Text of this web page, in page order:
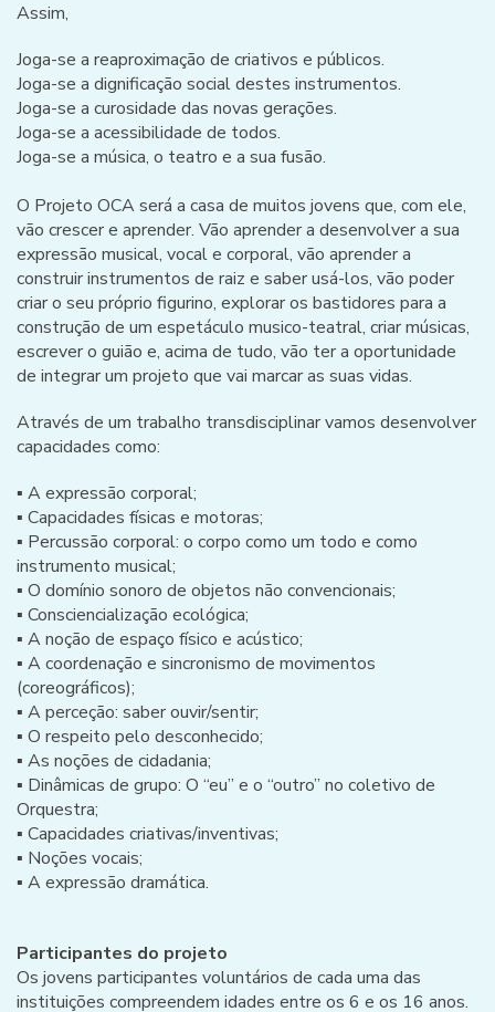
Assim,
Joga-se a reaproximação de criativos e públicos.
Joga-se a dignificação social destes instrumentos.
Joga-se a curosidade das novas gerações.
Joga-se a acessibilidade de todos.
Joga-se a música, o teatro e a sua fusão.
O Projeto OCA será a casa de muitos jovens que, com ele,
vão crescer e aprender. Vão aprender a desenvolver a sua
expressão musical, vocal e corporal, vão aprender a
construir instrumentos de raiz e saber usá-los, vão poder
criar o seu próprio figurino, explorar os bastidores para a
construção de um espetáculo musico-teatral, criar músicas,
escrever o guião e, acima de tudo, vão ter a oportunidade
de integrar um projeto que vai marcar as suas vidas.
Através de um trabalho transdisciplinar vamos desenvolver
capacidades como:
▪ A expressão corporal;
▪ Capacidades físicas e motoras;
▪ Percussão corporal: o corpo como um todo e como
instrumento musical;
▪ O domínio sonoro de objetos não convencionais;
▪ Consciencialização ecológica;
▪ A noção de espaço físico e acústico;
▪ A coordenação e sincronismo de movimentos
(coreográficos);
▪ A perceção: saber ouvir/sentir;
▪ O respeito pelo desconhecido;
▪ As noções de cidadania;
▪ Dinâmicas de grupo: O “eu” e o “outro” no coletivo de
Orquestra;
▪ Capacidades criativas/inventivas;
▪ Noções vocais;
▪ A expressão dramática.
Participantes do projeto
Os jovens participantes voluntários de cada uma das
instituições compreendem idades entre os 6 e os 16 anos.